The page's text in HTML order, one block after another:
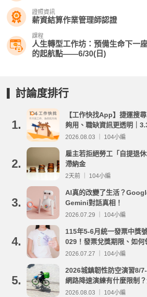
證照資訊
薪資結算作業管理師認證
課程
人生轉型工作坊：預備生命下一
的起航點——6/30(日)
討論度排行
1.
【工作快找App】捷運搜
夠用、職缺資訊更透明｜
2026.08.03 ｜ 104小編
2.
雇主若拒絕勞工「自提退
滯納金
2天前 ｜ 104小編
3.
AI真的改變了生活？
Gemini對話真相！
2026.07.29 ｜ 104小編
4.
115年5-6月統一發票中獎
029！發票兌獎期限、如何
2026.07.27 ｜ 104小編
5.
2026城鎮韌性防空演習8/
網路降速演練有什麼限制
事項整理
2026.08.03 ｜ 104小編